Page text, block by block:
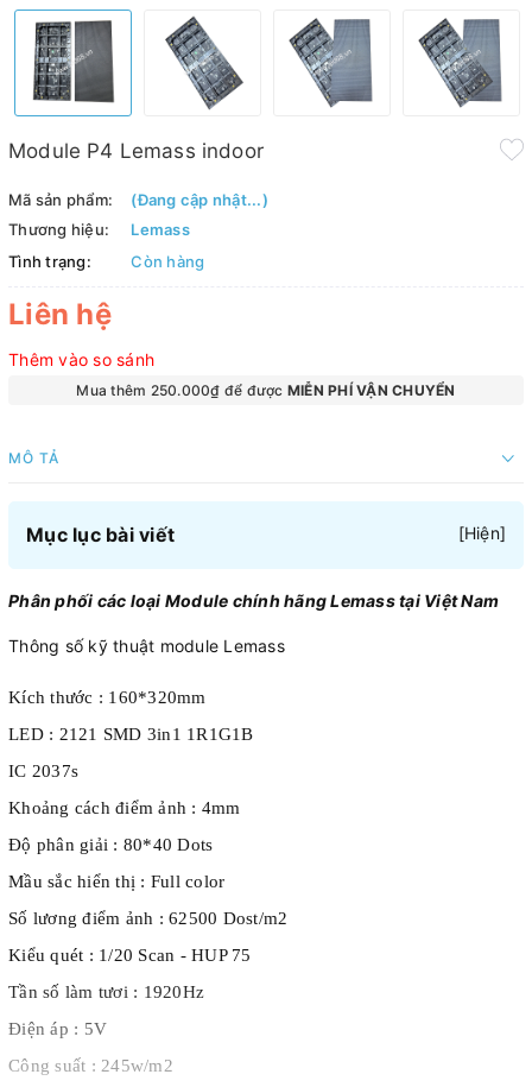
Module P4 Lemass indoor
Mã sản phẩm:
(Đang cập nhật...)
Thương hiệu:
Lemass
Tình trạng:
Còn hàng
Liên hệ
Thêm vào so sánh
Mua thêm 250.000₫ để được MIỄN PHÍ VẬN CHUYỂN
MÔ TẢ
Mục lục bài viết [Hiện]
Phân phối các loại Module chính hãng Lemass tại Việt Nam
Thông số kỹ thuật module Lemass
Kích thước : 160*320mm
LED : 2121 SMD 3in1 1R1G1B
IC 2037s
Khoảng cách điểm ảnh : 4mm
Độ phân giải : 80*40 Dots
Mầu sắc hiển thị : Full color
Số lương điểm ảnh : 62500 Dost/m2
Kiểu quét : 1/20 Scan - HUP 75
Tần số làm tươi : 1920Hz
Điện áp : 5V
Công suất : 245w/m2